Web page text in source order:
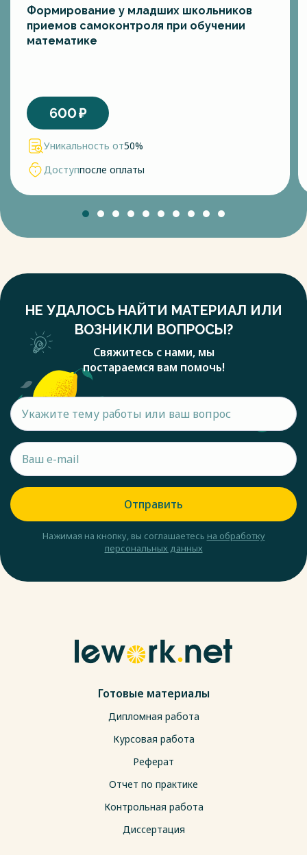
Формирование у младших школьников
приемов самоконтроля при обучении
математике
600₽
Уникальность от50%
Доступпосле оплаты
НЕ УДАЛОСЬ НАЙТИ МАТЕРИАЛ ИЛИ
ВОЗНИКЛИ ВОПРОСЫ?
Свяжитесь с нами, мы
постараемся вам помочь!
Отправить
Нажимая на кнопку, вы соглашаетесь на обработку
персональных данных
Готовые материалы
Дипломная работа
Курсовая работа
Реферат
Отчет по практике
Контрольная работа
Диссертация